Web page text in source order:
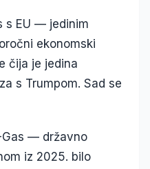
s EU — jedinim
ekonomski
čija je jedina
s Trumpom. Sad se
Gas — državno
iz 2025. bilo